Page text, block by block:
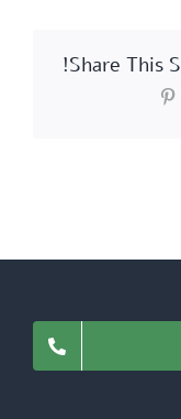
Share This